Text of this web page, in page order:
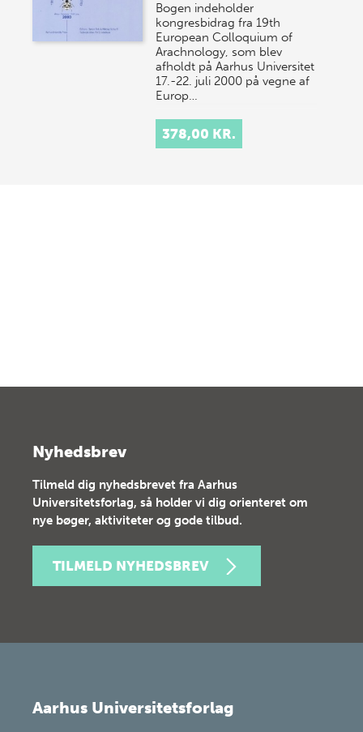
Bogen indeholder
kongresbidrag fra 19th
European Colloquium of
Arachnology, som blev
afholdt på Aarhus Universitet
17.-22. juli 2000 på vegne af
Europ…
378,00 KR.
Nyhedsbrev
Tilmeld dig nyhedsbrevet fra Aarhus
Universitetsforlag, så holder vi dig orienteret om
nye bøger, aktiviteter og gode tilbud.
TILMELD NYHEDSBREV
Aarhus Universitetsforlag